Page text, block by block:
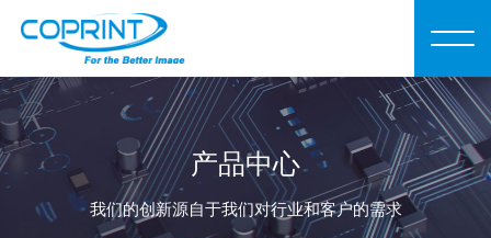
产品中心
我们的创新源自于我们对行业和客户的需求